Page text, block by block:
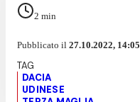
2 min
Pubblicato il 27.10.2022, 14:05
DACIA
UDINESE